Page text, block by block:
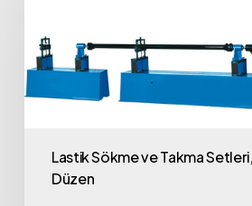
Lastik Sökme ve Takma
Düzen